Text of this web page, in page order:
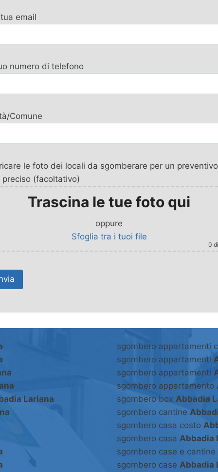
email
numero di telefono
Comune
le foto dei locali da sgomberare per un preventivo
preciso (facoltativo)
Trascina le tue foto qui
oppure
Sfoglia tra i tuoi file
0
Lariana
sgombero appartamenti
sgombero appartamenti
sgombero appartamenti
sgombero appartamento
sgombero box Abbadia
sgombero cantine
sgombero casa costo
sgombero casa Abbadia
sgombero case e cantine
sgombero case Abbadia